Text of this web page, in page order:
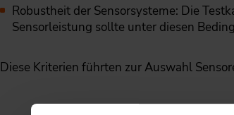
Robustheit der Sensorsysteme: Die
Sensorleistung sollte unter diesen
Diese Kriterien führten zur Auswahl